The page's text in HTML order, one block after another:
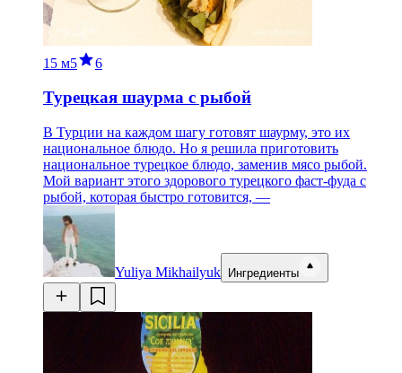
15 м5 6
Турецкая шаурма с рыбой
В Турции на каждом шагу готовят шаурму, это их
национальное блюдо. Но я решила приготовить
национальное турецкое блюдо, заменив мясо рыбой.
Мой вариант этого здорового турецкого фаст-фуда с
рыбой, которая быстро готовится, —
Yuliya Mikhailyuk Ингредиенты